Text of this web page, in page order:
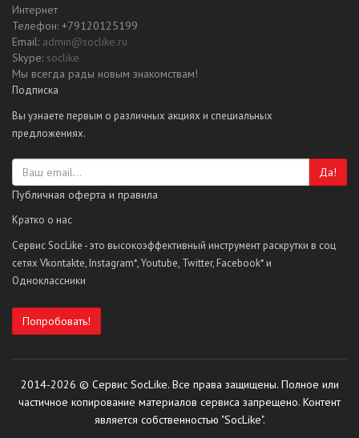
Интернет
Телефон: +79120125199
Email: admin@soclike.ru
Skype: soclike
Мы всегда рады новым знакомствам!
Подписка
Вы узнаете первым о различных акциях и специальных
предложениях.
Да!
Публичная оферта и правила
Кратко о нас
Сервис SocLike - это высокоэффективный инструмент раскрутки в соц
сетях Vkontakte, Instagram*, Youtube, Twitter, Facebook* и
Одноклассники
Попробовать!
2014-2026 © Сервис SocLike. Все права защищены. Полное или
частичное копирование материалов сервиса запрещено. Контент
является собственностью "SocLike".